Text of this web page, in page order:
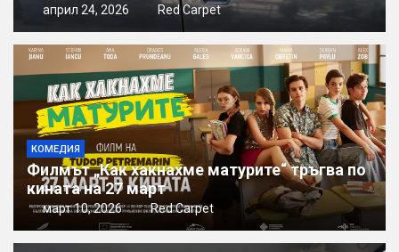
април 24, 2026 Red Carpet
КОМЕДИЯ
Филмът „Как хакнахме матурите“ тръгва по
кината на 27 март
март 10, 2026 Red Carpet